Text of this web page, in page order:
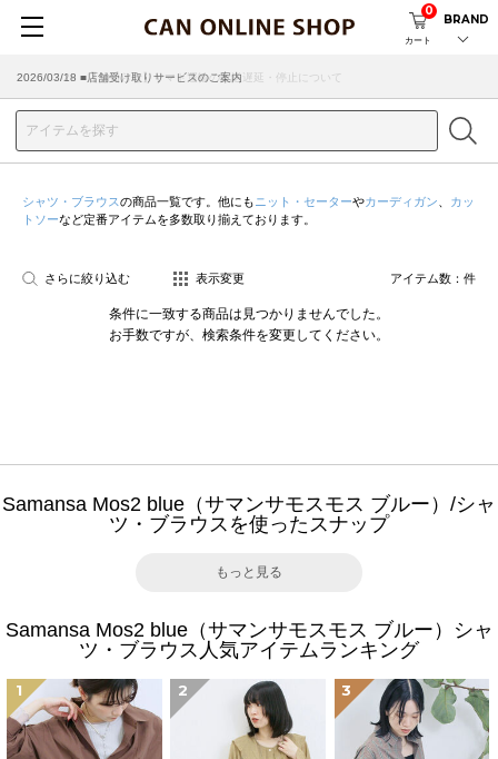
カート
0
BRAND
2026/07/29 ■【お知らせ】ヤマト運輸の配送遅延・停止について
2026/03/18 ■店舗受け取りサービスのご案内
シャツ・ブラウスの商品一覧です。他にも ニット・セーターやカーディガン
カッ
トソーなど定番アイテムを多数取り揃えております。
さらに絞り込む 表示変更 アイテム数： 件
条件に一致する商品は見つかりませんでした。
お手数ですが、検索条件を変更してください。
Samansa Mos2 blue（サマンサモスモス ブルー）/シャ
ツ・ブラウスを使ったスナップ
もっと見る
Samansa Mos2 blue（サマンサモスモス ブルー）シャ
ツ・ブラウス人気アイテムランキング
1 2 3